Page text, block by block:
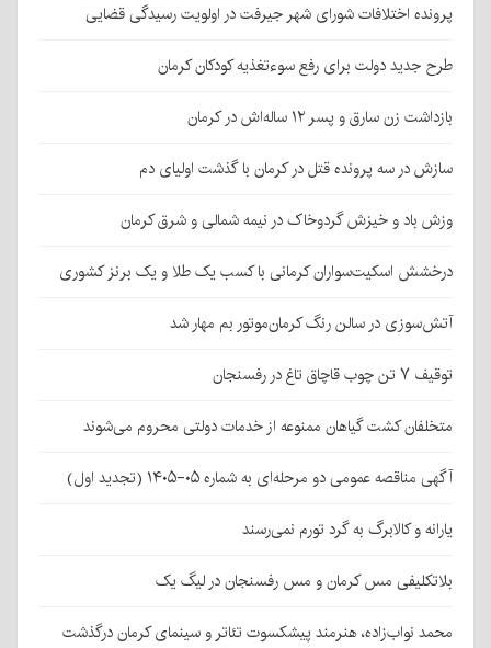
پرونده اختلافات شورای شهر جیرفت در اولویت رسیدگی قضایی
طرح جدید دولت برای رفع سوءتغذیه کودکان کرمان
بازداشت زن سارق و پسر ۱۲ ساله‌اش در کرمان
سازش در سه پرونده قتل در کرمان با گذشت اولیای دم
وزش باد و خیزش گردوخاک در نیمه شمالی و شرق کرمان
درخشش اسکیت‌سواران کرمانی با کسب یک طلا و یک برنز کشوری
آتش‌سوزی در سالن رنگ کرمان‌موتور بم مهار شد
توقیف ۷ تن چوب قاچاق تاغ در رفسنجان
متخلفان کشت گیاهان ممنوعه از خدمات دولتی محروم می‌شوند
آگهی مناقصه عمومی دو مرحله‌ای به شماره ۰۵-۱۴۰۵ (تجدید اول)
یارانه و کالابرگ به گرد تورم نمی‌رسند
بلاتکلیفی مس کرمان و مس رفسنجان در لیگ یک
محمد نواب‌زاده، هنرمند پیشکسوت تئاتر و سینمای کرمان درگذشت